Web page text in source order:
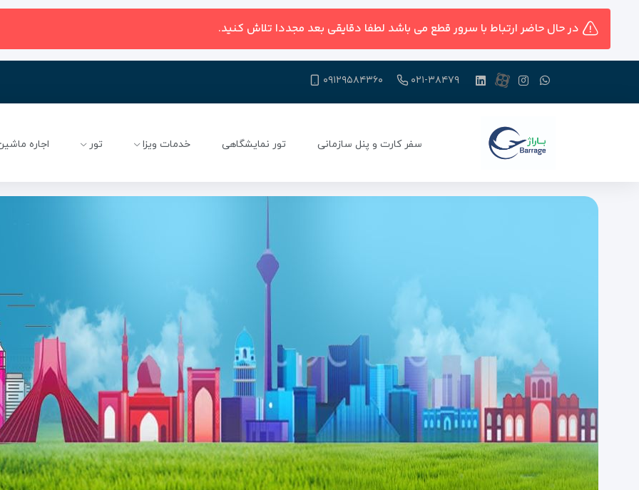
در حال حاضر ارتباط با سرور قطع می باشد لطفا دقایقی بعد مجددا تلاش کنید.
۰۲۱-۳۸۴۷۹ ۰۹۱۲۹۵۸۴۳۶۰
سفر کارت و پنل سازمانی تور نمایشگاهی خدمات ویزا تور اجاره